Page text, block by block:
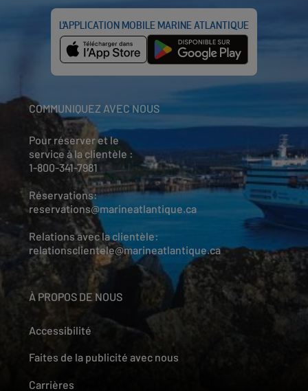
L’APPLICATION MOBILE MARINE ATLANTIQUE
COMMUNIQUEZ AVEC NOUS
Pour réserver et le
service à la clientèle :
1-800-341-7981
Réservations:
reservations@marineatlantique.ca
Relations avec la clientèle:
relationsclientele@marineatlantique.ca
À PROPOS DE NOUS
Accessibilité
Faites de la publicité avec nous
Carrières